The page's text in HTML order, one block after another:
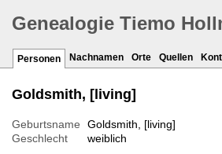
Genealogie Tiemo
Personen Nachnamen Orte Quellen
Goldsmith, [living]
Geburtsname
Goldsmith, [living]
Geschlecht
weiblich